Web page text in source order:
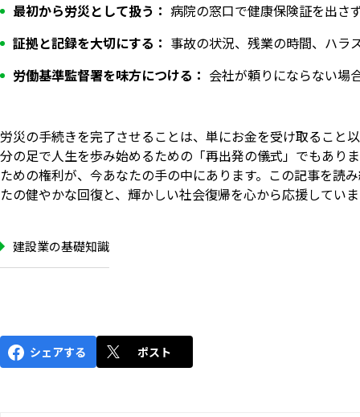
最初から労災として扱う： 病院の窓口で健康保険証を出さ
証拠と記録を大切にする： 事故の状況、残業の時間、ハラ
労働基準監督署を味方につける： 会社が頼りにならない場
労災の手続きを完了させることは、単にお金を受け取ること
分の足で人生を歩み始めるための「再出発の儀式」でもあり
ための権利が、今あなたの手の中にあります。この記事を読
たの健やかな回復と、輝かしい社会復帰を心から応援してい
建設業の基礎知識
シェアする ポスト